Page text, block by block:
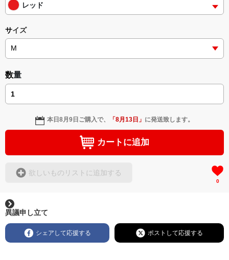
レッド
サイズ
数量
本日8月9日 ご購入で、 「8月13日 」 に発送致します。
カートに追加
欲しいものリストに追加する
0
異議申し立て
シェアして応援する ポストして応援する